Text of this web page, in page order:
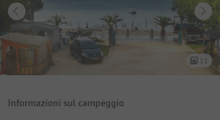
11
Informazioni sul campeggio